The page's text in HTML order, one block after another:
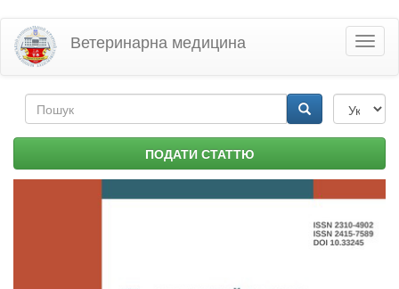
Перейти
основного
матеріалу
Ветеринарна медицина
Пошукова
форма ПОДАТИ СТАТТЮ